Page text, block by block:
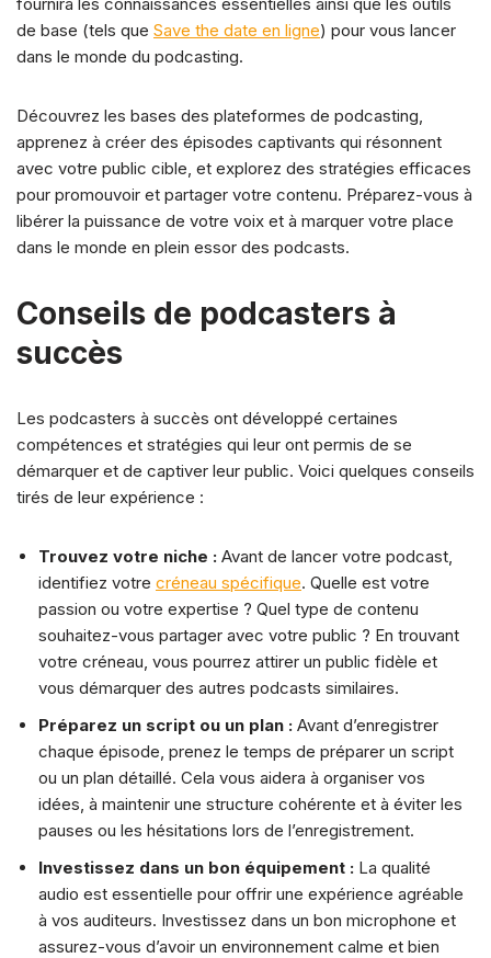
de base (tels que Save the date en ligne) pour vous lancer
dans le monde du podcasting.
Découvrez les bases des plateformes de podcasting,
apprenez à créer des épisodes captivants qui résonnent
avec votre public cible, et explorez des stratégies efficaces
pour promouvoir et partager votre contenu. Préparez-vous à
libérer la puissance de votre voix et à marquer votre place
dans le monde en plein essor des podcasts.
Conseils de podcasters à
succès
Les podcasters à succès ont développé certaines
compétences et stratégies qui leur ont permis de se
démarquer et de captiver leur public. Voici quelques conseils
tirés de leur expérience :
Trouvez votre niche : Avant de lancer votre podcast,
identifiez votre créneau spécifique. Quelle est votre
passion ou votre expertise ? Quel type de contenu
souhaitez-vous partager avec votre public ? En trouvant
votre créneau, vous pourrez attirer un public fidèle et
vous démarquer des autres podcasts similaires.
Préparez un script ou un plan : Avant d’enregistrer
chaque épisode, prenez le temps de préparer un script
ou un plan détaillé. Cela vous aidera à organiser vos
idées, à maintenir une structure cohérente et à éviter les
pauses ou les hésitations lors de l’enregistrement.
Investissez dans un bon équipement : La qualité
audio est essentielle pour offrir une expérience agréable
à vos auditeurs. Investissez dans un bon microphone et
assurez-vous d’avoir un environnement calme et bien